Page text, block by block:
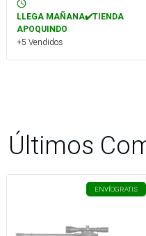
LLEGA MAÑANA✔️TIENDA
APOQUINDO
+5 Vendidos
Últimos
ENVÍOGRATIS